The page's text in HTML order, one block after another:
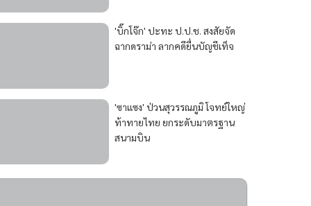
'บิ๊กโจ๊ก' ปะทะ ป.ป.ช. สงสัยจัด
ฉากดราม่า ลากคดียื่นบัญชีเท็จ
'ซาแซง' ป่วนสุวรรณภูมิ โจทย์ใหญ่
ท้าทายไทย ยกระดับมาตรฐาน
สนามบิน